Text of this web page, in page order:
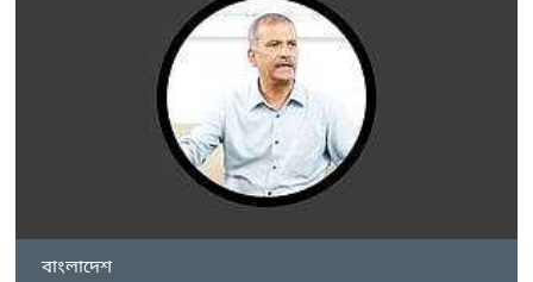
বাংলাদেশ